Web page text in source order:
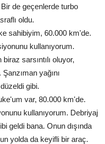
de geçenlerde turbo
oldu.
sahibiyim, 60.000 km'de.
kullanıyorum.
sarsıntılı oluyor,
yağını
gibi.
var, 80.000 km'de.
kullanıyorum. Debriyaj
geldi bana. Onun dışında
yolda da keyifli bir araç.